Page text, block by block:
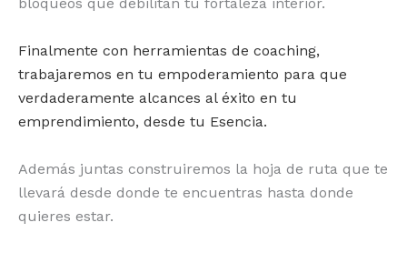
bloqueos que debilitan tu fortaleza interior.
Finalmente con herramientas de coaching,
trabajaremos en tu empoderamiento para que
verdaderamente alcances al éxito en tu
emprendimiento, desde tu Esencia.
Además juntas construiremos la hoja de ruta que te
llevará desde donde te encuentras hasta donde
quieres estar.